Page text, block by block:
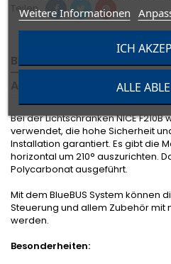
Teilen
BESCHREIBUNG
ANGABEN ZUR
Bei der Lichtschranken NICE
verwendet, die hohe Sicherheit
Installation garantiert. Es gibt die
horizontal um 210° auszurichten.
Polycarbonat ausgeführt.
Mit dem BlueBUS System können
Steuerung und allem Zubehör mit
werden.
Besonderheiten:
Weitere Informationen
ALLE
ICH